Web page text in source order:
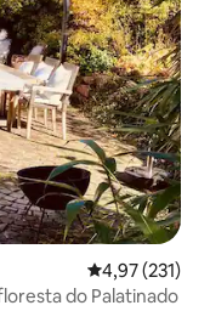
4,97 de uma
4,97 (231)
do Palatinado